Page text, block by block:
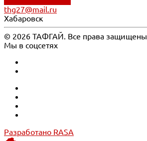
thg27@mail.ru
Хабаровск
© 2026 ТАФГАЙ. Все права защищены
Мы в соцсетях
Разработано RASA